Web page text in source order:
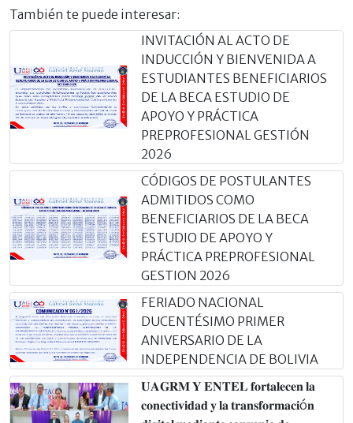
También te puede interesar:
INVITACIÓN AL ACTO DE
INDUCCIÓN Y BIENVENIDA A
ESTUDIANTES BENEFICIARIOS
DE LA BECA ESTUDIO DE
APOYO Y PRÁCTICA
PREPROFESIONAL GESTIÓN
2026
CÓDIGOS DE POSTULANTES
ADMITIDOS COMO
BENEFICIARIOS DE LA BECA
ESTUDIO DE APOYO Y
PRÁCTICA PREPROFESIONAL
GESTION 2026
FERIADO NACIONAL
DUCENTÉSIMO PRIMER
ANIVERSARIO DE LA
INDEPENDENCIA DE BOLIVIA
𝐔𝐀𝐆𝐑𝐌 𝐘 𝐄𝐍𝐓𝐄𝐋 𝐟𝐨𝐫𝐭𝐚𝐥𝐞𝐜𝐞𝐧 𝐥𝐚
𝐜𝐨𝐧𝐞𝐜𝐭𝐢𝐯𝐢𝐝𝐚𝐝 𝐲 𝐥𝐚 𝐭𝐫𝐚𝐧𝐬𝐟𝐨𝐫𝐦𝐚𝐜𝐢ó𝐧